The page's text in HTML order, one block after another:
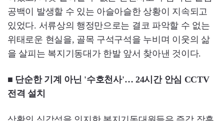
공백이 발생할 수 있는 아슬아슬한 상황이 지속되고
있었다. 서류상의 행정만으로는 결코 파악할 수 없는
위태로운 현실을, 골목 구석구석을 누비며 이웃의 삶
을 살피는 복지기동대가 한발 앞서 찾아낸 것이다.
■ 단순한 기계 아닌 '수호천사'… 24시간 안심 CCTV
전격 설치